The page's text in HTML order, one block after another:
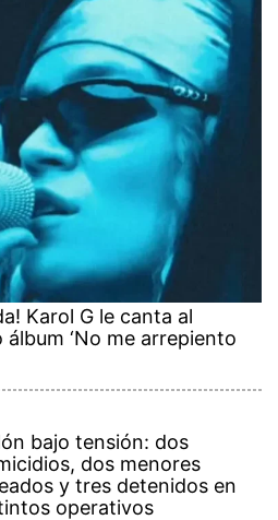
Karol G le canta al
‘No me arrepiento
bajo tensión: dos
dos menores
y tres detenidos en
operativos